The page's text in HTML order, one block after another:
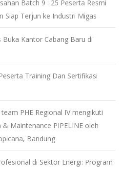
Batch 9 : 25 Peserta Resmi
Siap Terjun ke Industri Migas
Buka Kantor Cabang Baru di
Training Dan Sertifikasi
PHE Regional IV mengikuti
Maintenance PIPELINE oleh
Bandung
di Sektor Energi: Program